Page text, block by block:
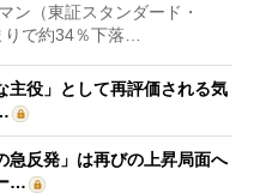
（東証スタンダード・
で約34％下落…
主役」として再評価される気
急反発」は再びの上昇局面へ
…